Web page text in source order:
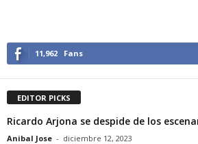
11,962 Fans
EDITOR PICKS
Ricardo Arjona se despide de los
Anibal Jose - diciembre 12, 2023